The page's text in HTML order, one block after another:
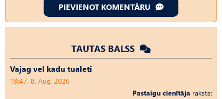
PIEVIENOT KOMENTĀRU
TAUTAS BALSS
Vajag vēl kādu tualeti
19:47, 8. Aug, 2026
Pastaigu cienītāja raksta: